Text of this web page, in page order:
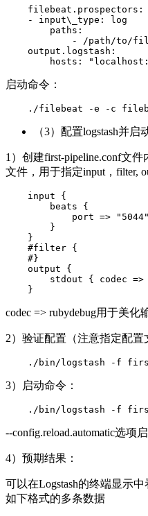
    filebeat.prospectors:
    - input\_type: log
        paths:
- /path/to/
    output.logstash:
hosts:
启动命令：
./filebeat -e -c
（3）配置logstash并启
1）创建first-pipeline.conf文
文件，用于指定input，filter,
    input {
        beats {
            port => "5044"
        }
    }
    #filter {
    #}
    output {
stdout { codec =>
    }
codec => rubydebug用于美化
2）验证配置（注意指定配置
./bin/logstash -f
3）启动命令：
./bin/logstash -f
--config.reload.automatic选项
4）预期结果：
可以在Logstash的终端显示
如下格式的多条数据